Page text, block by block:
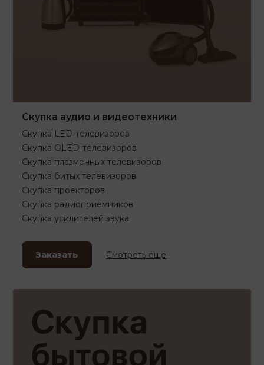
Скупка аудио и видеотехники
Скупка LED-телевизоров
Скупка OLED-телевизоров
Скупка плазменных телевизоров
Скупка битых телевизоров
Скупка проекторов
Скупка радиоприёмников
Скупка усилителей звука
Заказать Смотреть еще